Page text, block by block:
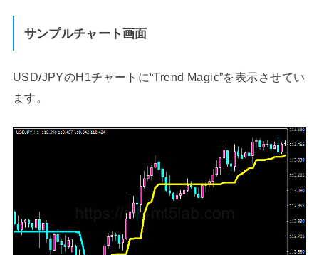
サンプルチャート画面
USD/JPYのH1チャートに“Trend Magic”を表示させてい
ます。